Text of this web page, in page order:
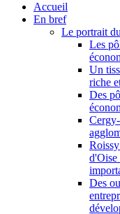
Accueil
En bref
Le portrait
Les
Un
riche
Des
d'Oise
Des